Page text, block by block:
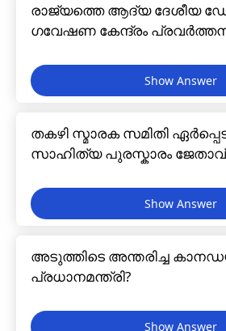
രാജ്യത്തെ ആദ്യ ദേശീയ
ഗവേഷണ കേന്ദ്രം
തകഴി സ്മാരക സമിതി
സാഹിത്യ പുരസ്കാരം
അടുത്തിടെ അന്തരിച്ച
പ്രധാനമന്ത്രി?